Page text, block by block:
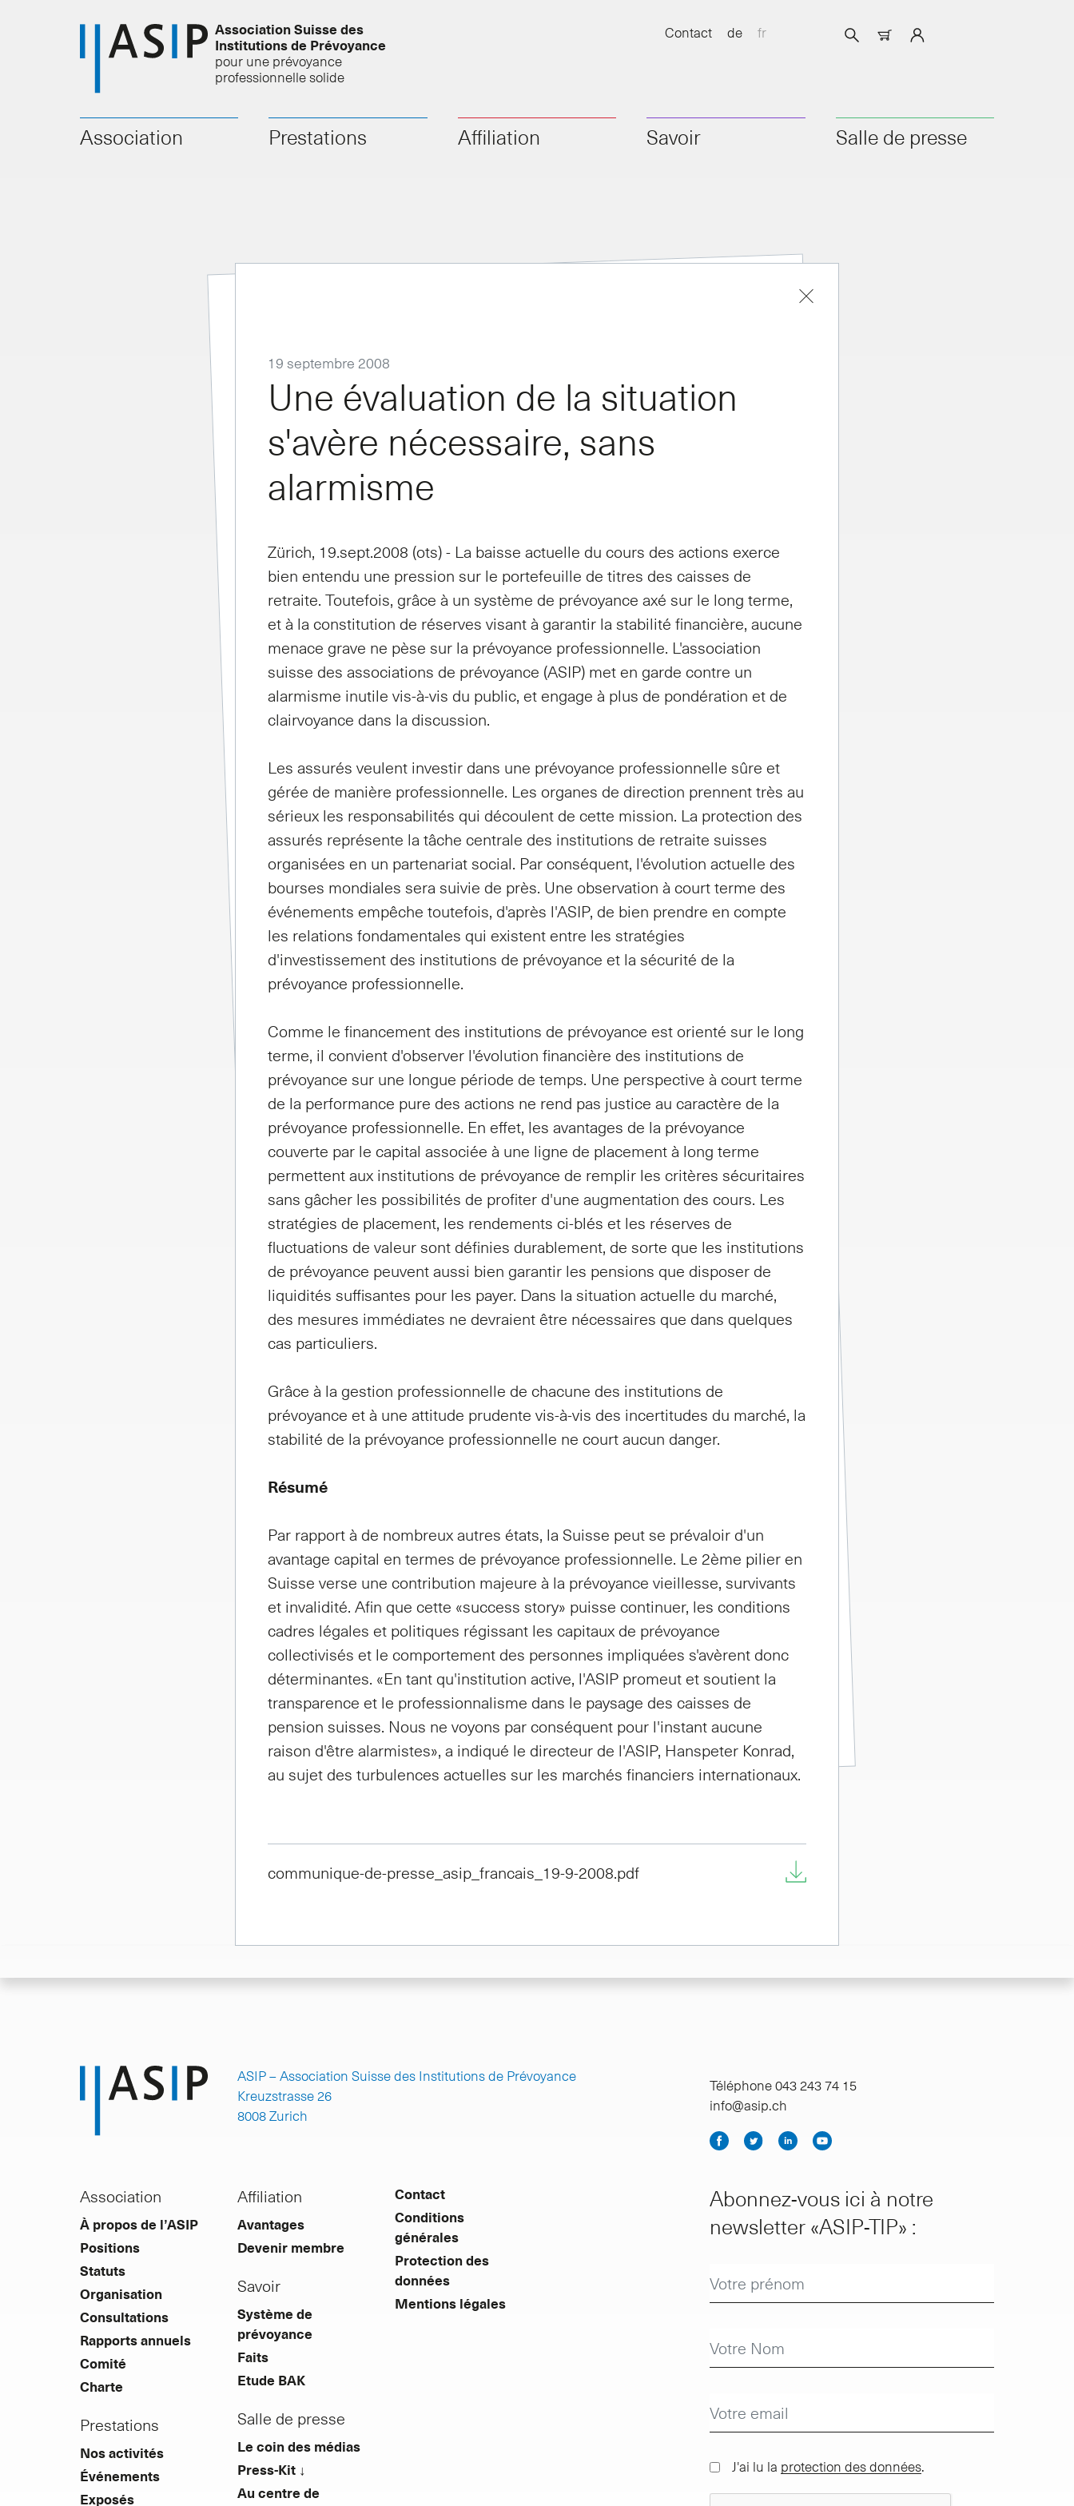
Association Suisse des
Institutions de Prévoyance
pour une prévoyance
professionnelle solide
Contact de fr
Association Prestations Affiliation Savoir Salle de presse
19 septembre 2008
Une évaluation de la situation
s'avère nécessaire, sans
alarmisme
Zürich, 19.sept.2008 (ots) - La baisse actuelle du cours des actions exerce
bien entendu une pression sur le portefeuille de titres des caisses de
retraite. Toutefois, grâce à un système de prévoyance axé sur le long terme,
et à la constitution de réserves visant à garantir la stabilité financière, aucune
menace grave ne pèse sur la prévoyance professionnelle. L'association
suisse des associations de prévoyance (ASIP) met en garde contre un
alarmisme inutile vis-à-vis du public, et engage à plus de pondération et de
clairvoyance dans la discussion.
Les assurés veulent investir dans une prévoyance professionnelle sûre et
gérée de manière professionnelle. Les organes de direction prennent très au
sérieux les responsabilités qui découlent de cette mission. La protection des
assurés représente la tâche centrale des institutions de retraite suisses
organisées en un partenariat social. Par conséquent, l'évolution actuelle des
bourses mondiales sera suivie de près. Une observation à court terme des
événements empêche toutefois, d'après l'ASIP, de bien prendre en compte
les relations fondamentales qui existent entre les stratégies
d'investissement des institutions de prévoyance et la sécurité de la
prévoyance professionnelle.
Comme le financement des institutions de prévoyance est orienté sur le long
terme, il convient d'observer l'évolution financière des institutions de
prévoyance sur une longue période de temps. Une perspective à court terme
de la performance pure des actions ne rend pas justice au caractère de la
prévoyance professionnelle. En effet, les avantages de la prévoyance
couverte par le capital associée à une ligne de placement à long terme
permettent aux institutions de prévoyance de remplir les critères sécuritaires
sans gâcher les possibilités de profiter d'une augmentation des cours. Les
stratégies de placement, les rendements ci-blés et les réserves de
fluctuations de valeur sont définies durablement, de sorte que les institutions
de prévoyance peuvent aussi bien garantir les pensions que disposer de
liquidités suffisantes pour les payer. Dans la situation actuelle du marché,
des mesures immédiates ne devraient être nécessaires que dans quelques
cas particuliers.
Grâce à la gestion professionnelle de chacune des institutions de
prévoyance et à une attitude prudente vis-à-vis des incertitudes du marché, la
stabilité de la prévoyance professionnelle ne court aucun danger.
Résumé
Par rapport à de nombreux autres états, la Suisse peut se prévaloir d'un
avantage capital en termes de prévoyance professionnelle. Le 2ème pilier en
Suisse verse une contribution majeure à la prévoyance vieillesse, survivants
et invalidité. Afin que cette «success story» puisse continuer, les conditions
cadres légales et politiques régissant les capitaux de prévoyance
collectivisés et le comportement des personnes impliquées s'avèrent donc
déterminantes. «En tant qu'institution active, l'ASIP promeut et soutient la
transparence et le professionnalisme dans le paysage des caisses de
pension suisses. Nous ne voyons par conséquent pour l'instant aucune
raison d'être alarmistes», a indiqué le directeur de l'ASIP, Hanspeter Konrad,
au sujet des turbulences actuelles sur les marchés financiers internationaux.
communique-de-presse_asip_francais_19-9-2008.pdf
ASIP – Association Suisse des Institutions de Prévoyance
Kreuzstrasse 26
8008 Zurich
Téléphone 043 243 74 15
info@asip.ch
Association
À propos de l’ASIP
Positions
Statuts
Organisation
Consultations
Rapports annuels
Comité
Charte
Prestations
Nos activités
Événements
Exposés
Affiliation
Avantages
Devenir membre
Savoir
Système de
prévoyance
Faits
Etude BAK
Salle de presse
Le coin des médias
Press-Kit ↓
Au centre de
Contact
Conditions
générales
Protection des
données
Mentions légales
Abonnez-vous ici à notre
newsletter «ASIP-TIP» :
J'ai lu la protection des données.